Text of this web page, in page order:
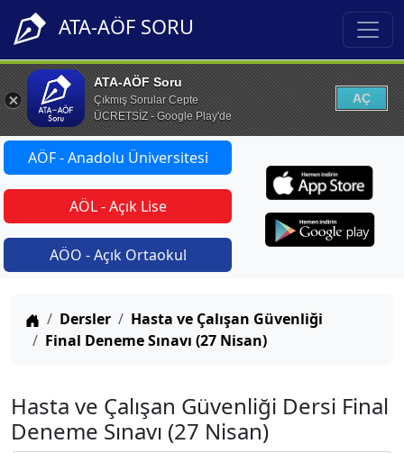
ATA-AÖF SORU
ATA-AÖF Soru
Çıkmış Sorular Cepte
ÜCRETSİZ - Google Play'de
AÇ
AÖF - Anadolu Üniversitesi
AÖL - Açık Lise
AÖO - Açık Ortaokul
Anasayfa
Dersler
Hasta ve Çalışan Güvenliği
Final Deneme Sınavı (27 Nisan)
Hasta ve Çalışan Güvenliği Dersi Final
Deneme Sınavı (27 Nisan)